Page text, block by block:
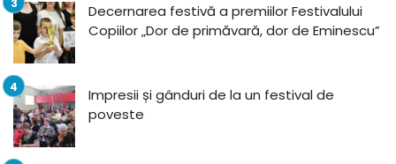
Decernarea festivă a premiilor Festivalului
Copiilor „Dor de primăvară, dor de Eminescu”
Impresii și gânduri de la un festival de
poveste